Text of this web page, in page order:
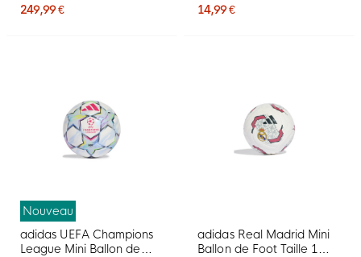
249,99 €
Noir Doré
14,99 €
Nouveau
adidas UEFA Champions
League Mini Ballon de
adidas Real Madrid Mini
Ballon de Foot Taille 1